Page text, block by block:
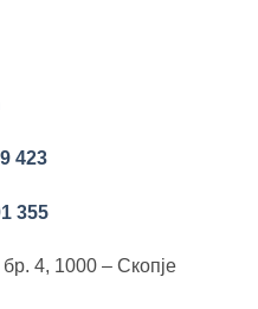
423
355
4, 1000 – Скопје